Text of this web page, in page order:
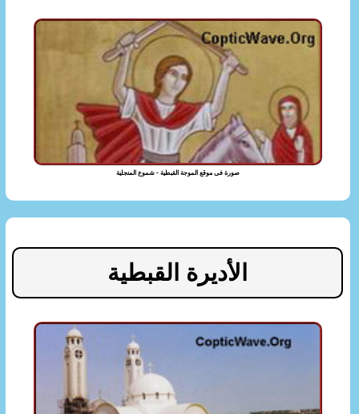
صورة فى موقع الموجة القبطية - شموع المنجلية
الأديرة القبطية